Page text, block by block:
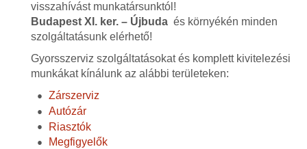
visszahívást munkatársunktól!
Budapest XI. ker. – Újbuda és környékén minden
szolgáltatásunk elérhető!
Gyorsszerviz szolgáltatásokat és komplett kivitelezési
munkákat kínálunk az alábbi területeken:
Zárszerviz
Autózár
Riasztók
Megfigyelők